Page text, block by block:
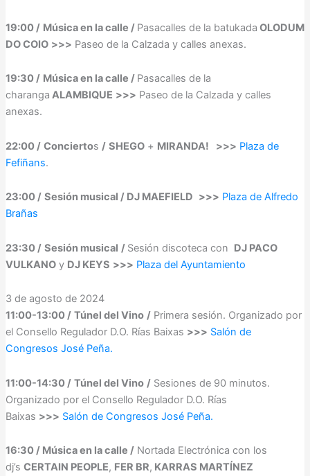
19:00 / Música en la calle / Pasacalles de la batukada OLODUM
DO COIO >>> Paseo de la Calzada y calles anexas.
19:30 / Música en la calle / Pasacalles de la
charanga ALAMBIQUE >>> Paseo de la Calzada y calles
anexas.
22:00 / Conciertos / SHEGO+ MIRANDA! >>> Plaza de
Fefiñans.
23:00 / Sesión musical / DJ MAEFIELD >>> Plaza de Alfredo
Brañas
23:30 / Sesión musical / Sesión discoteca con DJ PACO
VULKANOy DJ KEYS >>> Plaza del Ayuntamiento
3 de agosto de 2024
11:00-13:00 / Túnel del Vino /Primera sesión. Organizado por
el Consello Regulador D.O. Rías Baixas >>> Salón de
Congresos José Peña.
11:00-14:30 / Túnel del Vino /Sesiones de 90 minutos.
Organizado por el Consello Regulador D.O. Rías
Baixas >>> Salón de Congresos José Peña.
16:30 / Música en la calle /Nortada Electrónica con los
dj’s CERTAIN PEOPLE, FER BR, KARRAS MARTÍNEZ